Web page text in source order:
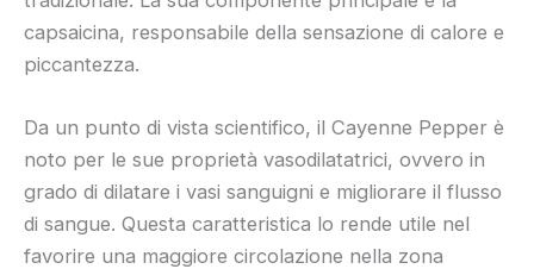
capsaicina, responsabile della sensazione di calore e
piccantezza.
Da un punto di vista scientifico, il Cayenne Pepper è
noto per le sue proprietà vasodilatatrici, ovvero in
grado di dilatare i vasi sanguigni e migliorare il flusso
di sangue. Questa caratteristica lo rende utile nel
favorire una maggiore circolazione nella zona